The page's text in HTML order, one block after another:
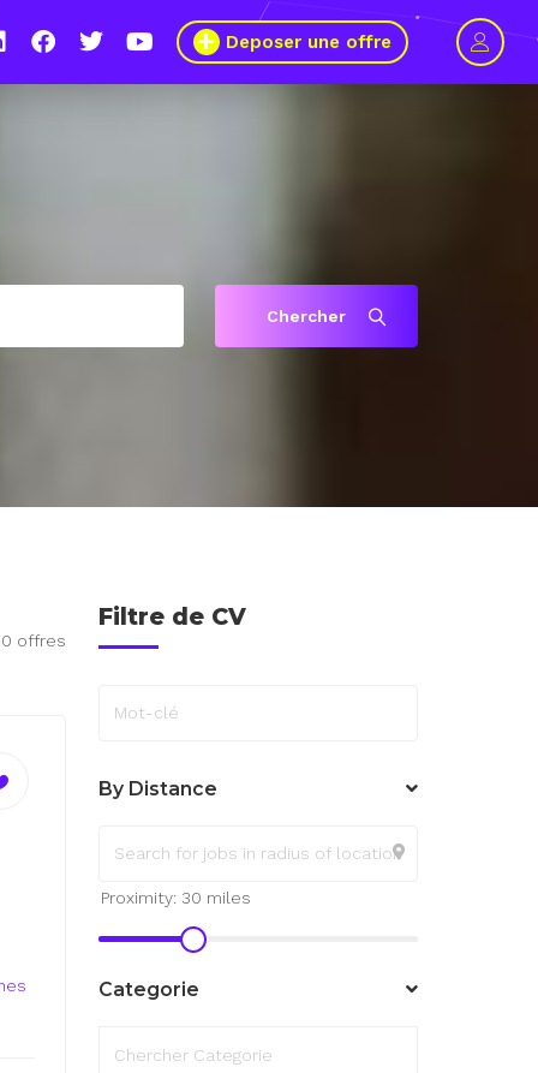
pour plus de mixité dansDeposer une offre
Chercher
offres
Filtre de CV
By Distance
Categorie